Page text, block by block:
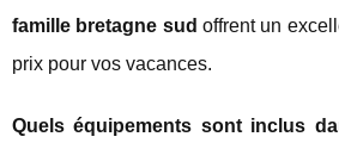
famille bretagne sud offrent un
prix pour vos vacances.
Quels équipements sont inclus